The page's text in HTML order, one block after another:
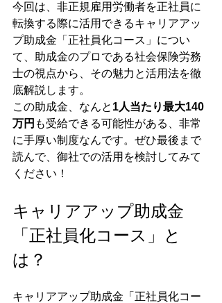
今回は、非正規雇用労働者を正社員に
転換する際に活用できるキャリアアッ
プ助成金「正社員化コース」につい
て、助成金のプロである社会保険労務
士の視点から、その魅力と活用法を徹
底解説します。
この助成金、なんと 1人当たり最大140
万円 も受給できる可能性がある、非常
に手厚い制度なんです。ぜひ最後まで
読んで、御社での活用を検討してみて
ください！
キャリアアップ助成金
「正社員化コース」と
は？
キャリアアップ助成金「正社員化コー